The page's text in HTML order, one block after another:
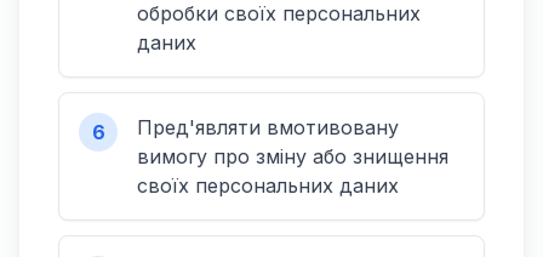
обробки своїх персональних
даних
6
Пред'являти вмотивовану
вимогу про зміну або знищення
своїх персональних даних